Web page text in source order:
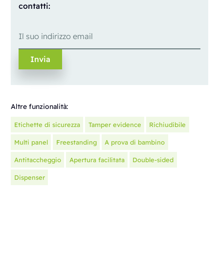
contatti:
Altre funzionalità:
Etichette di sicurezza Tamper evidence Richiudibile
Multi panel Freestanding A prova di bambino
Antitaccheggio Apertura facilitata Double-sided
Dispenser